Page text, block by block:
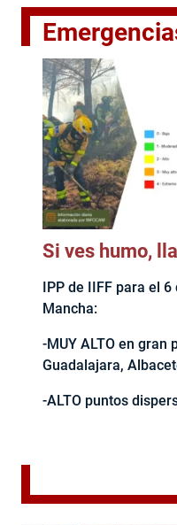
Si ves humo,
IPP de IIFF para el
Mancha:
-MUY ALTO en gran
Guadalajara,
-ALTO puntos